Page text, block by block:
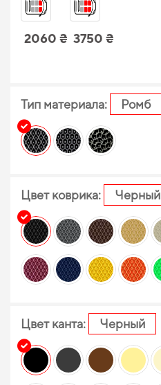
2060 ₴ 3750 ₴
Тип материала: Ромб
Цвет коврика: Черный
Цвет канта: Черный